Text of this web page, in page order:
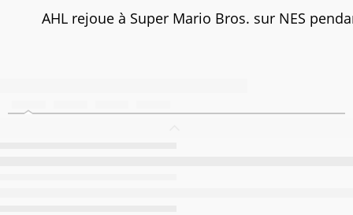
AHL rejoue à Super Mario Bros. sur NES